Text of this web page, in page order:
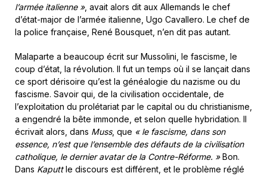
l’armée italienne », avait alors dit aux Allemands le chef
d’état-major de l’armée italienne, Ugo Cavallero. Le chef de
la police française, René Bousquet, n’en dit pas autant.
Malaparte a beaucoup écrit sur Mussolini, le fascisme, le
coup d’état, la révolution. Il fut un temps où il se lançait dans
ce sport dérisoire qu’est la généalogie du nazisme ou du
fascisme. Savoir qui, de la civilisation occidentale, de
l’exploitation du prolétariat par le capital ou du christianisme,
a engendré la bête immonde, et selon quelle hybridation. Il
écrivait alors, dans Muss, que « le fascisme, dans son
essence, n’est que l’ensemble des défauts de la civilisation
catholique, le dernier avatar de la Contre-Réforme. »Bon.
Dans Kaputtle discours est différent, et le problème réglé